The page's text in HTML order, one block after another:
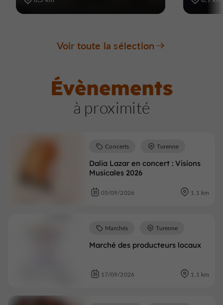
Voir toute la sélection
Évènements
à proximité
Dalia Lazar en concert : Visions
Musicales 2026
Concerts Turenne
05/09/2026 1,1 km
Marché des producteurs locaux
Marchés Turenne
17/09/2026 1,1 km